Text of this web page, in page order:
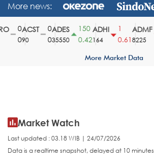
More news:
ACST
90
ADES
35550
150
0.42
ADHI
164
0.61
ADMF
8225
More Market Data
Market Watch
Last updated : 03.18 WIB | 24/07/2026
Data is a realtime snapshot, delayed at 10 minutes